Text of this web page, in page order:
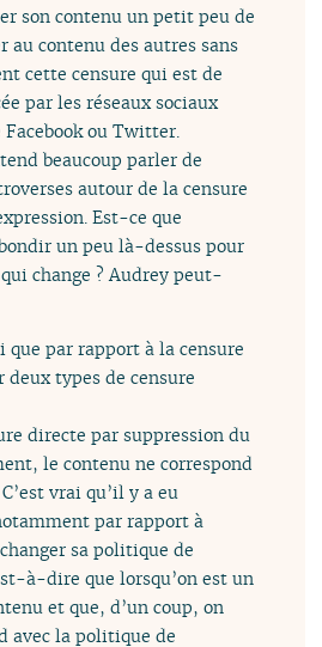
son contenu un petit peu de
au contenu des autres sans
cette censure qui est de
par les réseaux sociaux
ou Twitter.
beaucoup parler de
autour de la censure
Est-ce que
un peu là-dessus pour
change ? Audrey peut-
que par rapport à la censure
types de censure
directe par suppression du
le contenu ne correspond
vrai qu’il y a eu
par rapport à
sa politique de
à-dire que lorsqu’on est un
et que, d’un coup, on
avec la politique de